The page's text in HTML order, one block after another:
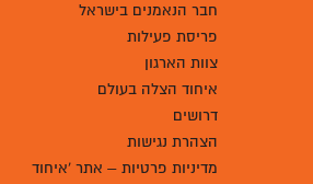
חבר הנאמנים בישראל
פריסת פעילות
צוות הארגון
איחוד הצלה בעולם
דרושים
הצהרת נגישות
מדיניות פרטיות – אתר 'איחוד